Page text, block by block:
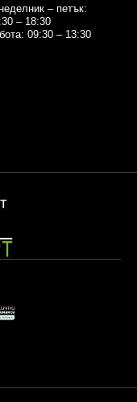
– петък:
– 18:30
09:30 – 13:30